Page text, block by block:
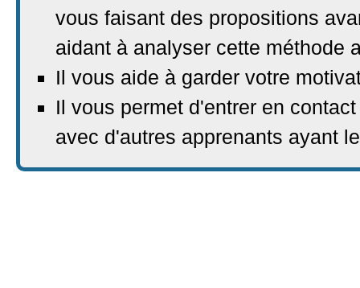
vous faisant des propositions
aidant à analyser cette méthode
Il vous aide à garder votre
Il vous permet d'entrer en
avec d'autres apprenants ayant